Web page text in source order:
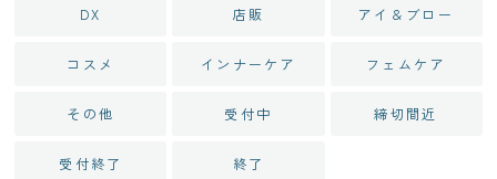
DX 店販 アイ＆ブロー
コスメ インナーケア フェムケア
その他 受付中 締切間近
受付終了 終了